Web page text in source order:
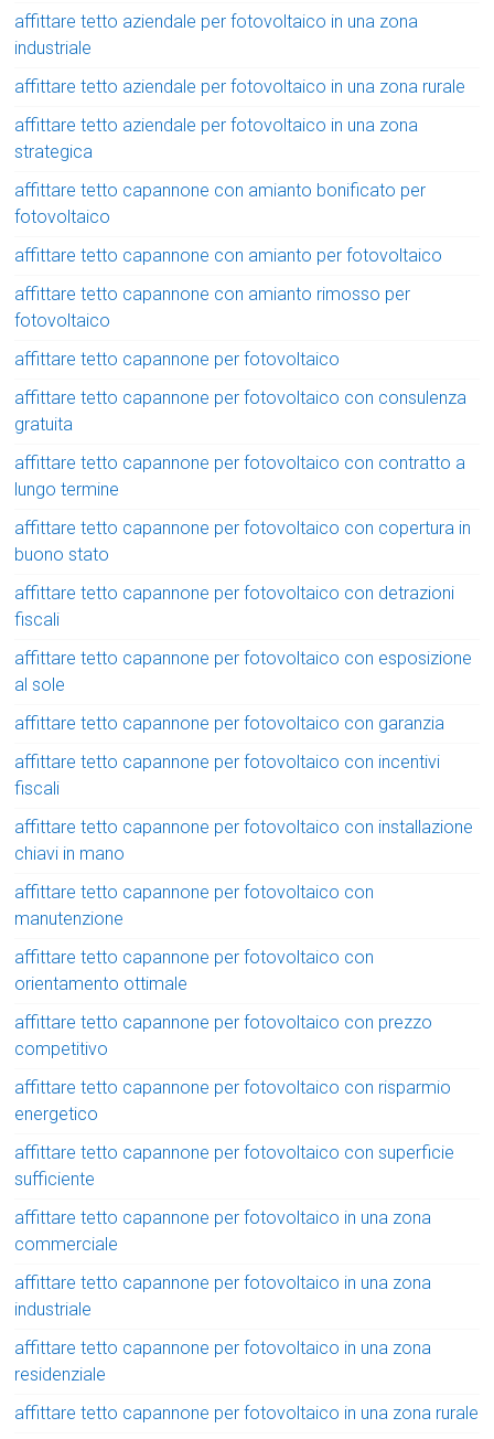
affittare tetto aziendale per fotovoltaico in una zona
industriale
affittare tetto aziendale per fotovoltaico in una zona rurale
affittare tetto aziendale per fotovoltaico in una zona
strategica
affittare tetto capannone con amianto bonificato per
fotovoltaico
affittare tetto capannone con amianto per fotovoltaico
affittare tetto capannone con amianto rimosso per
fotovoltaico
affittare tetto capannone per fotovoltaico
affittare tetto capannone per fotovoltaico con consulenza
gratuita
affittare tetto capannone per fotovoltaico con contratto a
lungo termine
affittare tetto capannone per fotovoltaico con copertura in
buono stato
affittare tetto capannone per fotovoltaico con detrazioni
fiscali
affittare tetto capannone per fotovoltaico con esposizione
al sole
affittare tetto capannone per fotovoltaico con garanzia
affittare tetto capannone per fotovoltaico con incentivi
fiscali
affittare tetto capannone per fotovoltaico con installazione
chiavi in mano
affittare tetto capannone per fotovoltaico con
manutenzione
affittare tetto capannone per fotovoltaico con
orientamento ottimale
affittare tetto capannone per fotovoltaico con prezzo
competitivo
affittare tetto capannone per fotovoltaico con risparmio
energetico
affittare tetto capannone per fotovoltaico con superficie
sufficiente
affittare tetto capannone per fotovoltaico in una zona
commerciale
affittare tetto capannone per fotovoltaico in una zona
industriale
affittare tetto capannone per fotovoltaico in una zona
residenziale
affittare tetto capannone per fotovoltaico in una zona rurale